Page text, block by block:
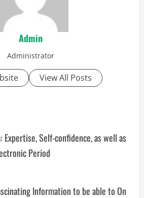
Admin
Administrator
View All Posts
Expertise, Self-confidence, as well as
Period
Information to be able to On